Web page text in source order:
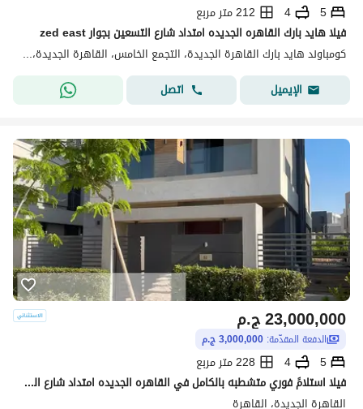
5
4
212 متر مربع
فيلا هايد بارك القاهره الجديده امتداد شارع التسعين بجوار zed east
كومباوند هايد بارك القاهرة الجديدة، التجمع الخامس، القاهرة الجديدة، القاهرة
الإيميل
اتصل
ج.م23,000,000
الدفعة المقدّمة: 3,000,000 ج.م
5
4
228 متر مربع
فيلا استلامً فوري متشطبه بالكامل في القاهره الجديده امتداد شارع التسعين
القاهرة الجديدة، القاهرة